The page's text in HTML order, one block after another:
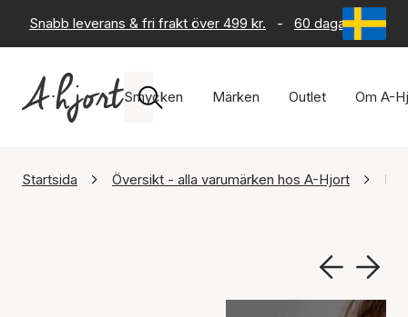
Snabb leverans & fri frakt över 499 kr. - 60 dagars
Smycken Märken Outlet Om A-
Startsida Översikt - alla varumärken hos A-Hjort